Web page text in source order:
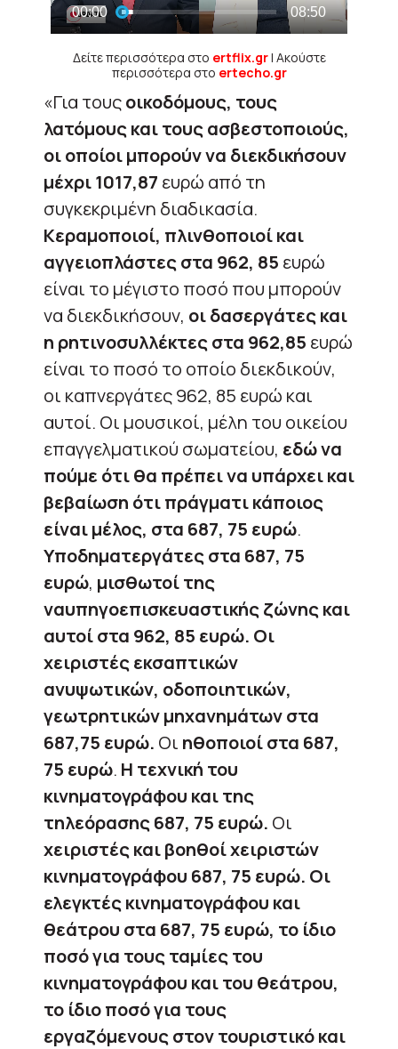
Δείτε περισσότερα στο ertflix.gr| Ακούστε
περισσότερα στο ertecho.gr
«Για τουςοικοδόμους, τους
λατόμους και τους ασβεστοποιούς,
οι οποίοι μπορούν να διεκδικήσουν
μέχρι 1017,87 ευρώ από τη
συγκεκριμένη διαδικασία.
Κεραμοποιοί, πλινθοποιοί και
αγγειοπλάστες στα 962, 85 ευρώ
είναι το μέγιστο ποσό που μπορούν
να διεκδικήσουν, οι δασεργάτες και
η ρητινοσυλλέκτες στα 962,85 ευρώ
είναι το ποσό το οποίο διεκδικούν,
οι καπνεργάτες 962, 85 ευρώ και
αυτοί. Οι μουσικοί, μέλη του οικείου
επαγγελματικού σωματείου, εδώ να
πούμε ότι θα πρέπει να υπάρχει και
βεβαίωση ότι πράγματι κάποιος
είναι μέλος, στα 687, 75 ευρώ.
Υποδηματεργάτες στα 687, 75
ευρώ, μισθωτοί της
ναυπηγοεπισκευαστικής ζώνης και
αυτοί στα 962, 85 ευρώ. Οι
χειριστές εκσαπτικών
ανυψωτικών, οδοποιητικών,
γεωτρητικών μηχανημάτων στα
687,75 ευρώ. Οι ηθοποιοί στα 687,
75 ευρώ. Η τεχνική του
κινηματογράφου και της
τηλεόρασης 687, 75 ευρώ. Οι
χειριστές και βοηθοί χειριστών
κινηματογράφου 687, 75 ευρώ. Οι
ελεγκτές κινηματογράφου και
θεάτρου στα 687, 75 ευρώ, το ίδιο
ποσό για τους ταμίες του
κινηματογράφου και του θεάτρου,
το ίδιο ποσό για τους
εργαζόμενους στον τουριστικό και